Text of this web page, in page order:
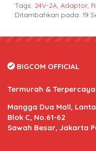
Tags: 24V-2A Adaptor
Ditambahkan pada: 19
BIGCOM OFFICIAL
Termurah & Terpercaya
Mangga Dua Mall,
Blok C, No.61-62
Sawah Besar, Jakarta